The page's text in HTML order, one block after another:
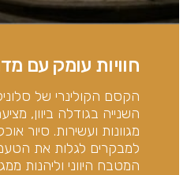
חוויות עומק עם
הקסם הקולינרי של
השנייה בגודלה ביוון,
מגוונות ועשירות. סיור
למבקרים לגלות את
המטבח היווני וליהנות